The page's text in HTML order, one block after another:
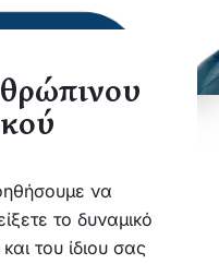
να
το δυναμικό
του ίδιου σας